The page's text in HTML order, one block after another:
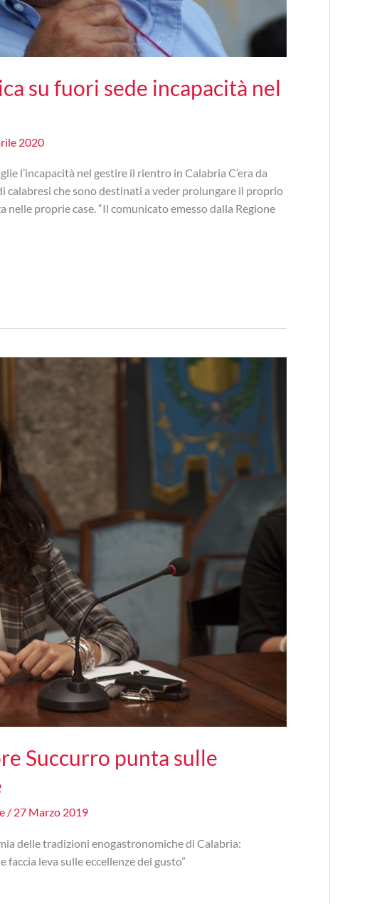
su fuori sede incapacità nel
2020
l’incapacità nel gestire il rientro in Calabria C’era da
che sono destinati a veder prolungare il proprio
proprie case. “Il comunicato emesso dalla Regione
Succurro punta sulle
/ 27 Marzo 2019
delle tradizioni enogastronomiche di Calabria:
leva sulle eccellenze del gusto”